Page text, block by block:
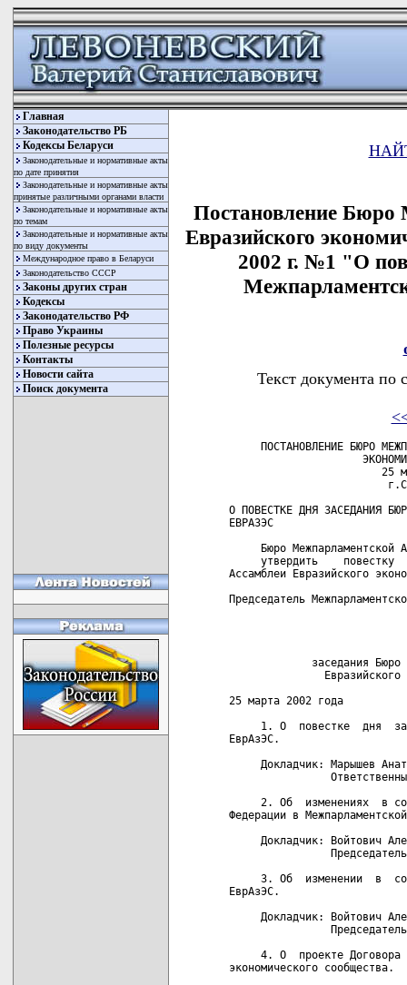
Главная
Законодательство РБ
Кодексы Беларуси
Законодательные и нормативные акты
по дате принятия
Законодательные и нормативные акты
принятые различными органами власти
Законодательные и нормативные акты
по темам
Законодательные и нормативные акты
по виду документы
Международное право в Беларуси
Законодательство СССР
Законы других стран
Кодексы
Законодательство РФ
Право Украины
Полезные ресурсы
Контакты
Новости сайта
Поиск документа
Постановление Бюро
Евразийского
2002 г. №1 "О
Текст документа по
ПОСТАНОВЛЕНИЕ БЮРО
25
О ПОВЕСТКЕ ДНЯ ЗАСЕДАНИЯ
ЕВРАЗЭС
Бюро Межпарламентской
утвердить    повестку
Ассамблеи Евразийского
Председатель
заседания Бюро
Евразийского
25 марта 2002 года
1. О  повестке  дня
ЕврАзЭС.
Докладчик: Марышев
2. Об  изменениях  в
Федерации в
Докладчик: Войтович
3. Об  изменении  в
ЕврАзЭС.
Докладчик: Войтович
4. О  проекте Договора
экономического сообщества.